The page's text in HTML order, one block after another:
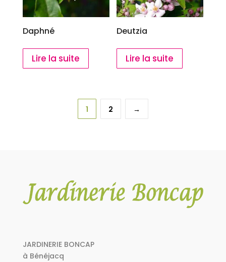
Daphné
Lire la suite
Deutzia
Lire la suite
1 2 →
JARDINERIE BONCAP
à Bénéjacq